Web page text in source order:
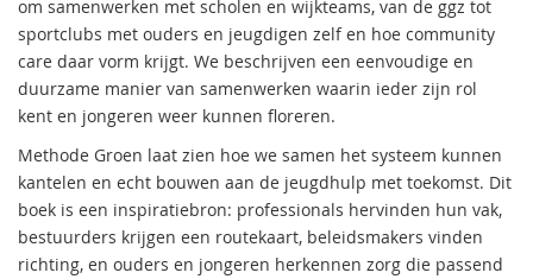
om samenwerken met scholen en wijkteams, van de ggz tot
sportclubs met ouders en jeugdigen zelf en hoe community
care daar vorm krijgt. We beschrijven een eenvoudige en
duurzame manier van samenwerken waarin ieder zijn rol
kent en jongeren weer kunnen floreren.
Methode Groen laat zien hoe we samen het systeem kunnen
kantelen en echt bouwen aan de jeugdhulp met toekomst. Dit
boek is een inspiratiebron: professionals hervinden hun vak,
bestuurders krijgen een routekaart, beleidsmakers vinden
richting, en ouders en jongeren herkennen zorg die passend